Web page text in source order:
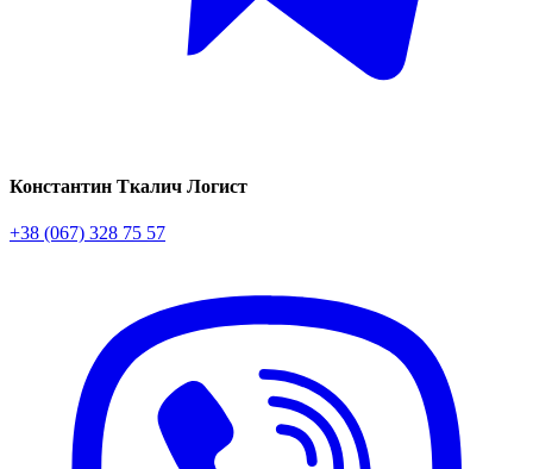
Константин Ткалич Логист
+38 (067) 328 75 57